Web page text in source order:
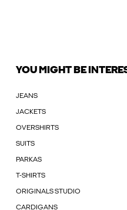
YOU MIGHT BE
JEANS
JACKETS
OVERSHIRTS
SUITS
PARKAS
T-SHIRTS
ORIGINALS STUDIO
CARDIGANS